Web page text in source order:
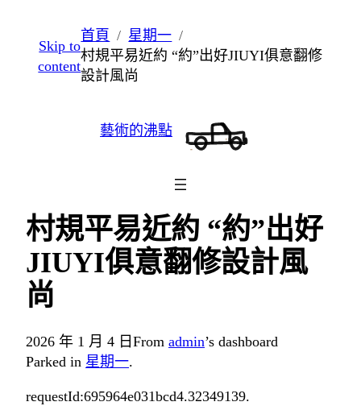
至
主
Skip to
content
首頁
星期一
村規平易近約 “約”出好JIUYI俱意翻修
設計風尚
藝術的沸點
村規平易近約 “約”出好
JIUYI俱意翻修設計風
尚
2026 年 1 月 4 日 From admin’s dashboard
Parked in 星期一.
requestId:695964e031bcd4.32349139.